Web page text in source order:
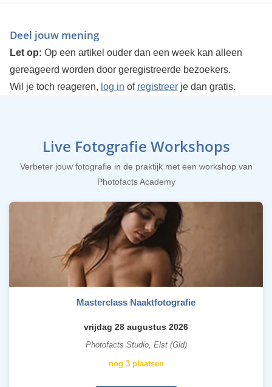
Deel jouw mening
Let op: Op een artikel ouder dan een week kan alleen
gereageerd worden door geregistreerde bezoekers.
Wil je toch reageren, log in of registreerje dan gratis.
Live Fotografie Workshops
Verbeter jouw fotografie in de praktijk met een workshop van
Photofacts Academy
Masterclass Naaktfotografie
vrijdag 28 augustus 2026
Photofacts Studio, Elst (Gld)
nog 3 plaatsen